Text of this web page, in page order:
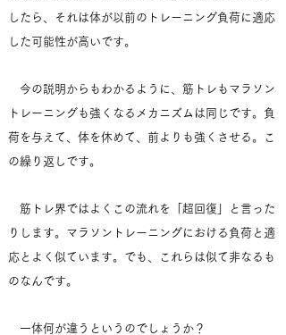
したら、それは体が以前のトレーニング負荷に適応
した可能性が高いです。
今の説明からもわかるように、筋トレもマラソン
トレーニングも強くなるメカニズムは同じです。負
荷を与えて、体を休めて、前よりも強くさせる。こ
の繰り返しです。
筋トレ界ではよくこの流れを「超回復」と言った
りします。マラソントレーニングにおける負荷と適
応とよく似ています。でも、これらは似て非なるも
のなんです。
一体何が違うというのでしょうか？